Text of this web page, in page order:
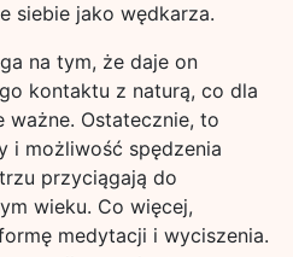
siebie jako wędkarza.
na tym, że daje on
kontaktu z naturą, co dla
Ostatecznie, to
i możliwość spędzenia
przyciągają do
wieku. Co więcej,
medytacji i wyciszenia.